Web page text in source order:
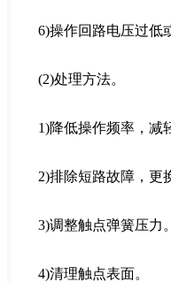
6)操作回路电压过低
(2)处理方法。
1)降低操作频率，减
2)排除短路故障，更
3)调整触点弹簧压力。
4)清理触点表面。